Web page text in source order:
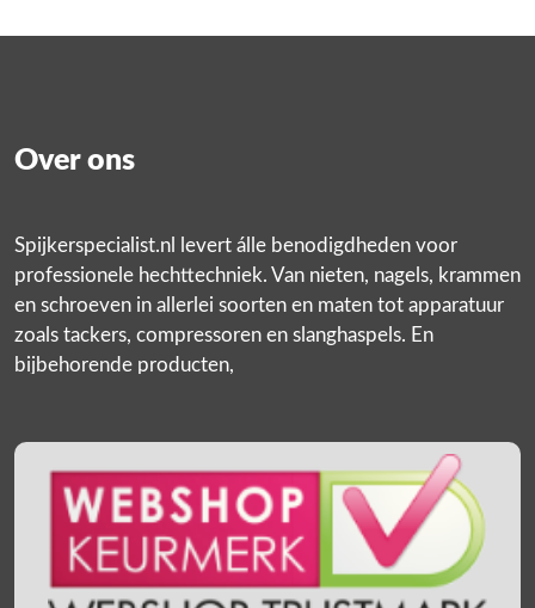
Over ons
Spijkerspecialist.nl levert álle benodigdheden voor
professionele hechttechniek. Van nieten, nagels, krammen
en schroeven in allerlei soorten en maten tot apparatuur
zoals tackers, compressoren en slanghaspels. En
bijbehorende producten,